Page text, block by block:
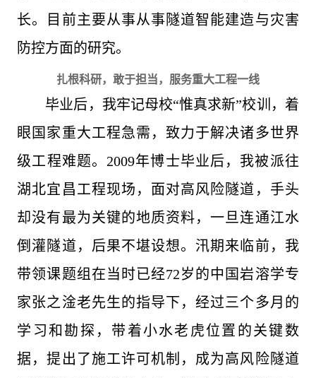
长。目前主要从事从事隧道智能建造与灾害
防控方面的研究。
扎根科研，敢于担当，服务重大工程一线
毕业后，我牢记母校“惟真求新”校训，着
眼国家重大工程急需，致力于解决诸多世界
级工程难题。2009年博士毕业后，我被派往
湖北宜昌工程现场，面对高风险隧道，手头
却没有最为关键的地质资料，一旦连通江水
倒灌隧道，后果不堪设想。汛期来临前，我
带领课题组在当时已经72岁的中国岩溶学专
家张之淦老先生的指导下，经过三个多月的
学习和勘探，带着小水老虎位置的关键数
据，提出了施工许可机制，成为高风险隧道